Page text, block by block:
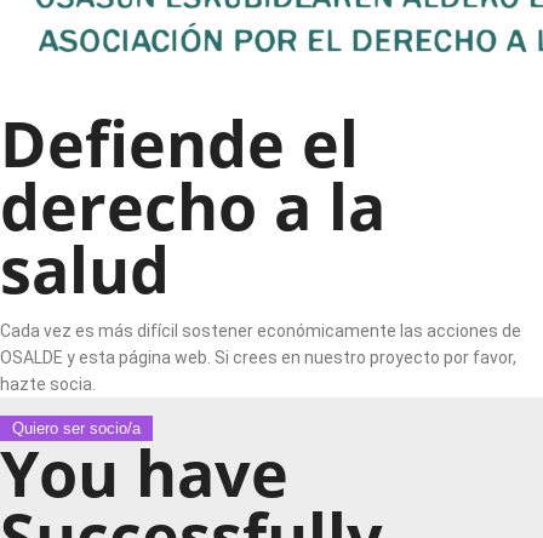
Defiende el
derecho a la
salud
Cada vez es más difícil sostener económicamente las acciones de
OSALDE y esta página web. Si crees en nuestro proyecto por favor,
hazte socia.
Quiero ser socio/a
You have